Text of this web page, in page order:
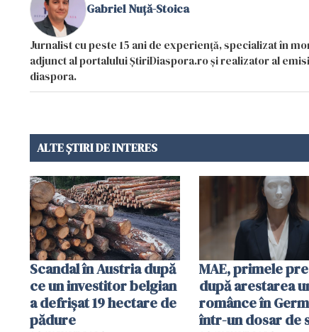
Gabriel Nuță-Stoica
Jurnalist cu peste 15 ani de experiență, specializat în
adjunct al portalului ȘtiriDiaspora.ro și realizator al
diaspora.
ALTE ȘTIRI DE INTERES
Scandal în Austria după
ce un investitor belgian
a defrișat 19 hectare de
pădure
MAE, primele
după arestarea
românce în
într-un dosar de